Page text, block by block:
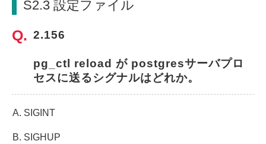
S2.3 設定ファイル
2.156
pg_ctl reload が postgresサーバプロ
セスに送るシグナルはどれか。
SIGINT
SIGHUP